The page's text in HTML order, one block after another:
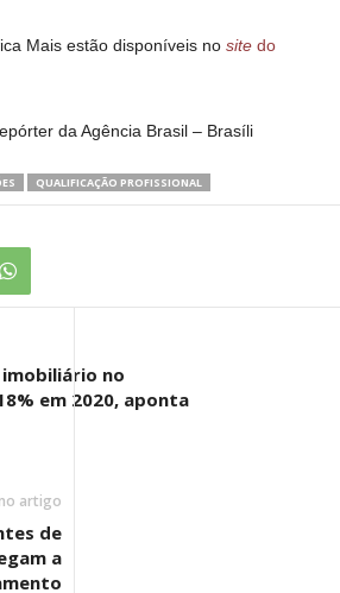
Mais estão disponíveis no site do
da Agência Brasil – Brasíli
QUALIFICAÇÃO PROFISSIONAL
no
em 2020, aponta
artigo
de
a